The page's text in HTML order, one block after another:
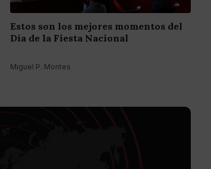
Estos son los mejores momentos del
Día de la Fiesta Nacional
Miguel P. Montes